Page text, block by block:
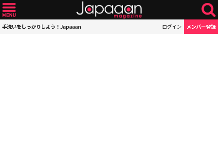
手洗いをしっかりしよう！Japaaan ログイン メンバー登録